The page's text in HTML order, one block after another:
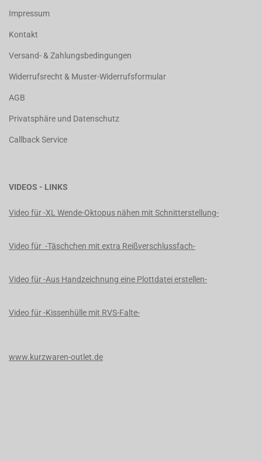
Impressum
Kontakt
Versand- & Zahlungsbedingungen
Widerrufsrecht & Muster-Widerrufsformular
AGB
Privatsphäre und Datenschutz
Callback Service
VIDEOS - LINKS
Video für -XL Wende-Oktopus nähen mit Schnitterstellung-
Video für -Täschchen mit extra Reißverschlussfach-
Video für -Aus Handzeichnung eine Plottdatei erstellen-
Video für -Kissenhülle mit RVS-Falte-
www.kurzwaren-outlet.de